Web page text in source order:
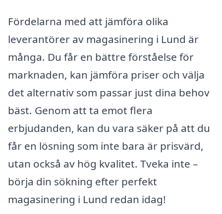
Fördelarna med att jämföra olika
leverantörer av magasinering i Lund är
många. Du får en bättre förståelse för
marknaden, kan jämföra priser och välja
det alternativ som passar just dina behov
bäst. Genom att ta emot flera
erbjudanden, kan du vara säker på att du
får en lösning som inte bara är prisvärd,
utan också av hög kvalitet. Tveka inte –
börja din sökning efter perfekt
magasinering i Lund redan idag!